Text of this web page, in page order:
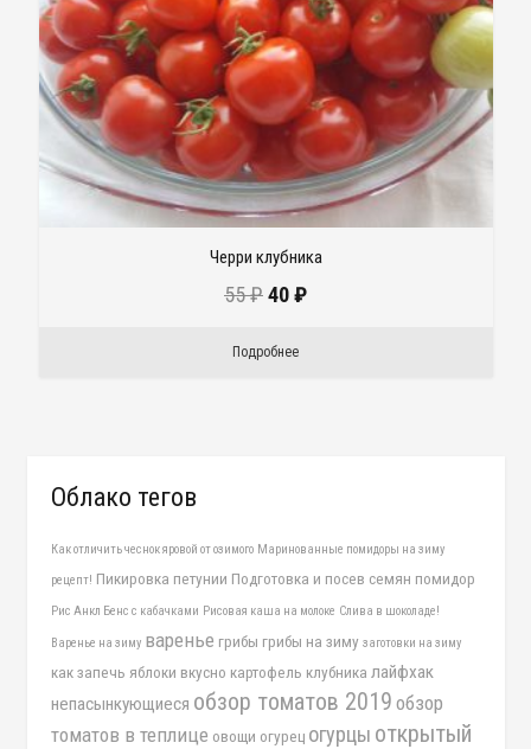
Черри клубника
55₽40₽
Подробнее
Облако тегов
Как отличить чеснок яровой от озимого Маринованные помидоры на зиму
рецепт! Пикировка петунии Подготовка и посев семян помидор
Рис Анкл Бенс с кабачками Рисовая каша на молоке Слива в шоколаде!
Варенье на зиму варенье грибы грибы на зиму заготовки на зиму
как запечь яблоки вкусно картофель клубника лайфхак
непасынкующиеся обзор томатов 2019 обзор
томатов в теплице овощи огурец огурцы открытый